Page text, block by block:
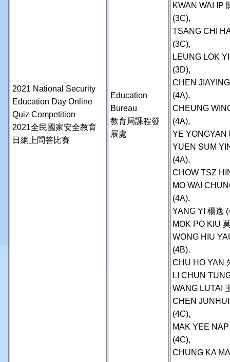
2021 National Security
Education Day Online
Quiz Competition
2021全民國家安全教育
日網上問答比賽
Education
Bureau
教育局課程發
展處
KWAN WAI IP
(3C),
TSANG CHI
(3C),
LEUNG LOK
(3D),
CHEN
(4A),
CHEUNG
(4A),
YE YONGYAN
YUEN SUM
(4A),
CHOW TSZ
MO WAI
(4A),
YANG YI 楊逸
MOK PO KIU
WONG HIU
(4B),
CHU HO YAN
LI CHUN
WANG LUTAI
CHEN
(4C),
MAK YEE
(4C),
CHUNG KA